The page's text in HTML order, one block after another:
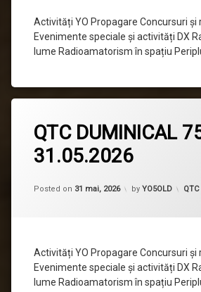
Activități YO Propagare Concursuri și
Evenimente speciale și activități DX
lume Radioamatorism în spațiu
QTC DUMINICAL
31.05.2026
Posted on 31 mai, 2026 by YO5OLD QTC
Activități YO Propagare Concursuri și
Evenimente speciale și activități DX
lume Radioamatorism în spațiu
un
comentariu
la
QTC
756